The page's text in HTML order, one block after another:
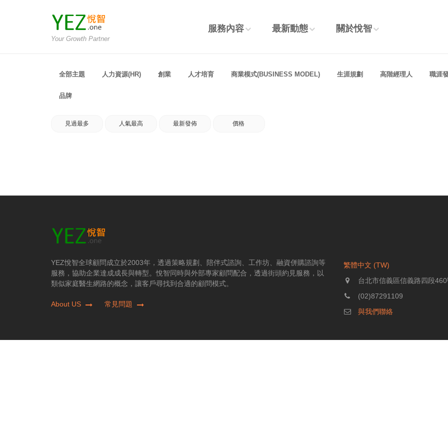
Your Growth Partner
服務內容 最新動態 關於悅智
全部主題 人力資源(HR) 創業 人才培育 商業模式(BUSINESS MODEL) 生涯規劃 高階經理人 職涯
品牌
見過最多 人氣最高 最新發佈 價格
YEZ悅智全球顧問成立於2003年，透過策略規劃、陪伴式諮詢、工作坊、融資併購諮詢等
服務，協助企業達成成長與轉型。悅智同時與外部專家顧問配合，透過街頭約見服務，以
類似家庭醫生網路的概念，讓客戶尋找到合適的顧問模式。
About US 常見問題
繁體中文 (TW)
台北市信義區信義路四段
(02)87291109
與我們聯絡